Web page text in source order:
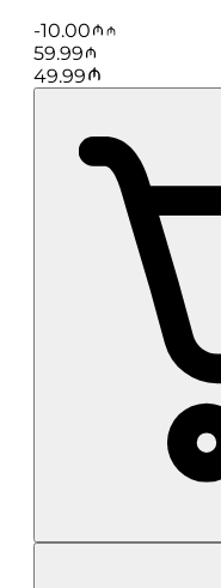
-10.00
59.99
49.99